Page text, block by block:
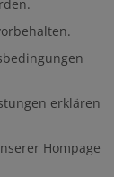
erklären
Hompage